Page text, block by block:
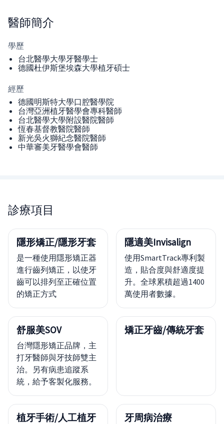
醫師簡介
學歷
台北醫學大學牙醫學士
德國杜伊斯堡埃森大學植牙碩士
經歷
德國明斯特大學口腔醫學院
台灣亞洲植牙醫學會專科醫師
台北醫學大學附設醫院醫師
恆春基督教醫院醫師
新光吳火獅紀念醫院醫師
中華審美牙醫學會醫師
診療項目
隱形矯正/隱形牙套
是一種使用隱形矯正器
進行齒列矯正，以使牙
齒可以排列至正確位置
的矯正方式
隱適美Invisalign
使用SmartTrack專利製
造，貼合度與舒適度提
升。全球累積超過1400
萬使用者數據。
舒服美SOV
台灣隱形矯正品牌，主
打牙醫師與牙技師雙主
治。另有病患追蹤系
統，給予客製化服務。
矯正牙齒/傳統牙套
植牙手術/人工植牙 牙周病治療